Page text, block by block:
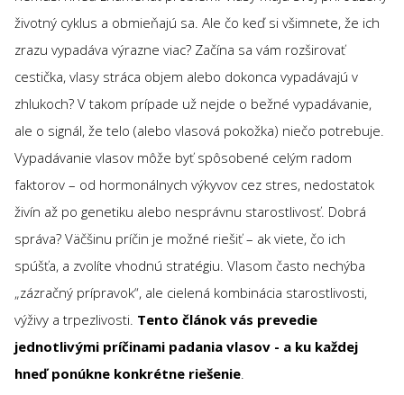
životný cyklus a obmieňajú sa. Ale čo keď si všimnete, že ich
zrazu vypadáva výrazne viac? Začína sa vám rozširovať
cestička, vlasy stráca objem alebo dokonca vypadávajú v
zhlukoch? V takom prípade už nejde o bežné vypadávanie,
ale o signál, že telo (alebo vlasová pokožka) niečo potrebuje.
Vypadávanie vlasov môže byť spôsobené celým radom
faktorov – od hormonálnych výkyvov cez stres, nedostatok
živín až po genetiku alebo nesprávnu starostlivosť. Dobrá
správa? Väčšinu príčin je možné riešiť – ak viete, čo ich
spúšťa, a zvolíte vhodnú stratégiu. Vlasom často nechýba
„zázračný prípravok“, ale cielená kombinácia starostlivosti,
výživy a trpezlivosti. Tento článok vás prevedie
jednotlivými príčinami padania vlasov - a ku každej
hneď ponúkne konkrétne riešenie.